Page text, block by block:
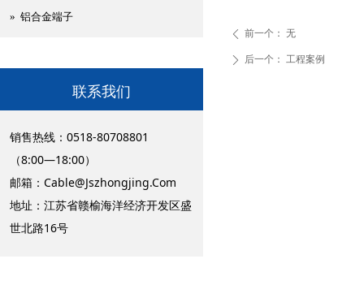
ꄴ 前一个： 无
ꄲ 后一个： 工程案例
» 铝合金端子
联系我们
销售热线：0518-80708801
（8:00—18:00）
邮箱： Cable@Jszhongjing.Com
地址：江苏省赣榆海洋经济开发区盛
世北路16号